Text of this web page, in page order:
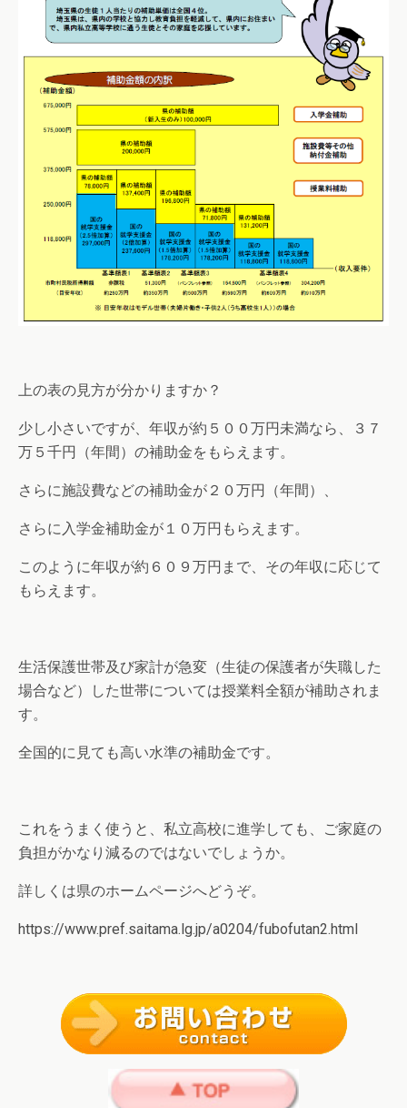
上の表の見方が分かりますか？
少し小さいですが、年収が約５００万円未満なら、３７
万５千円（年間）の補助金をもらえます。
さらに施設費などの補助金が２０万円（年間）、
さらに入学金補助金が１０万円もらえます。
このように年収が約６０９万円まで、その年収に応じて
もらえます。
生活保護世帯及び家計が急変（生徒の保護者が失職した
場合など）した世帯については授業料全額が補助されま
す。
全国的に見ても高い水準の補助金です。
これをうまく使うと、私立高校に進学しても、ご家庭の
負担がかなり減るのではないでしょうか。
詳しくは県のホームページへどうぞ。
https://www.pref.saitama.lg.jp/a0204/fubofutan2.html